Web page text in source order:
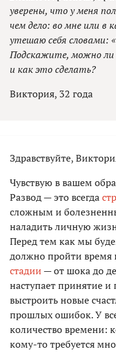
уверены, что у меня
чем дело: во мне или в
утешаю себя словами:
Подскажите, можно
и как это сделать?
Виктория, 32 года
Здравствуйте,
Чувствую в вашем
Развод — это всегда
сложным и
наладить личную
Перед тем как мы
должно пройти
стадии — от шока до
наступает принятие и
выстроить новые
прошлых ошибок. У
количество времени:
кому-то требуется